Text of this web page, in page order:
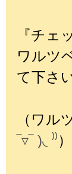
『チェ
ワルツ
て下さ
（ワル
‾▿‾ )◟ ⁾⁾）